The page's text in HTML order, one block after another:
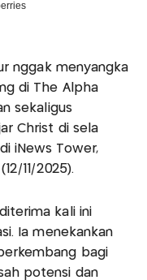
nggak menyangka
di The Alpha
sekaligus
Christ di sela
iNews Tower,
11/2025).
kali ini
Ia menekankan
bagi
potensi dan